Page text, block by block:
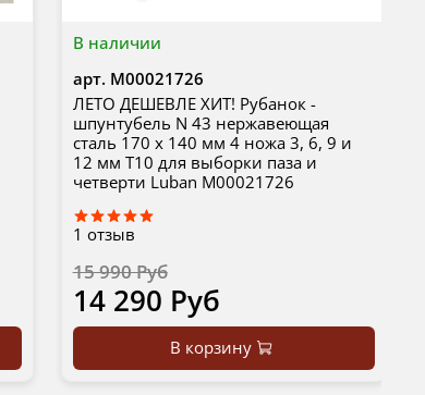
В наличии
арт. М00021726
ЛЕТО ДЕШЕВЛЕ ХИТ! Рубанок -
шпунтубель N 43 нержавеющая
сталь 170 х 140 мм 4 ножа 3, 6, 9 и
12 мм T10 для выборки паза и
четверти Luban М00021726
1 отзыв
15 990 Руб
14 290 Руб
В корзину